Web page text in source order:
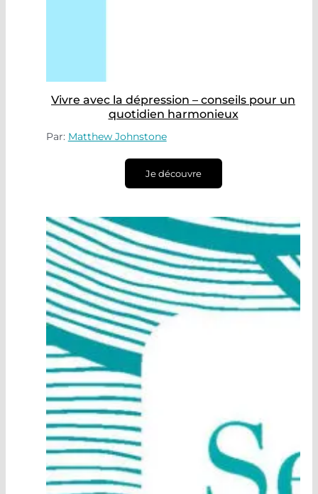
Vivre avec la dépression – conseils pour un
quotidien harmonieux
Par: Matthew Johnstone
Je découvre